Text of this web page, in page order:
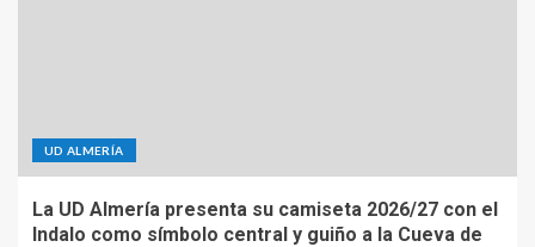
UD ALMERÍA
La UD Almería presenta su camiseta 2026/27 con el
Indalo como símbolo central y guiño a la Cueva de